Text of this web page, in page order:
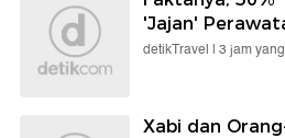
'Jajan'
detikTravel | 3 jam
Xabi dan